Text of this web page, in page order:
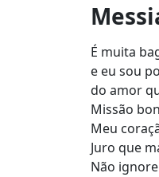
É muita
e eu sou
do amor
Missão
Meu
Juro que
Não